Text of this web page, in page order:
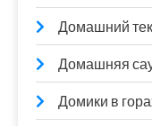
Домашний
Домашняя
Домики в